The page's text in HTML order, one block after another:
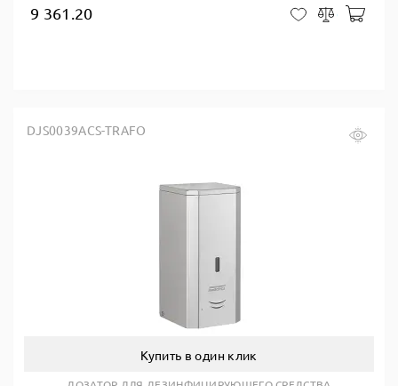
9 361.20 В закладки
Сравнить
DJS0039ACS-TRAFO
Купить в один клик